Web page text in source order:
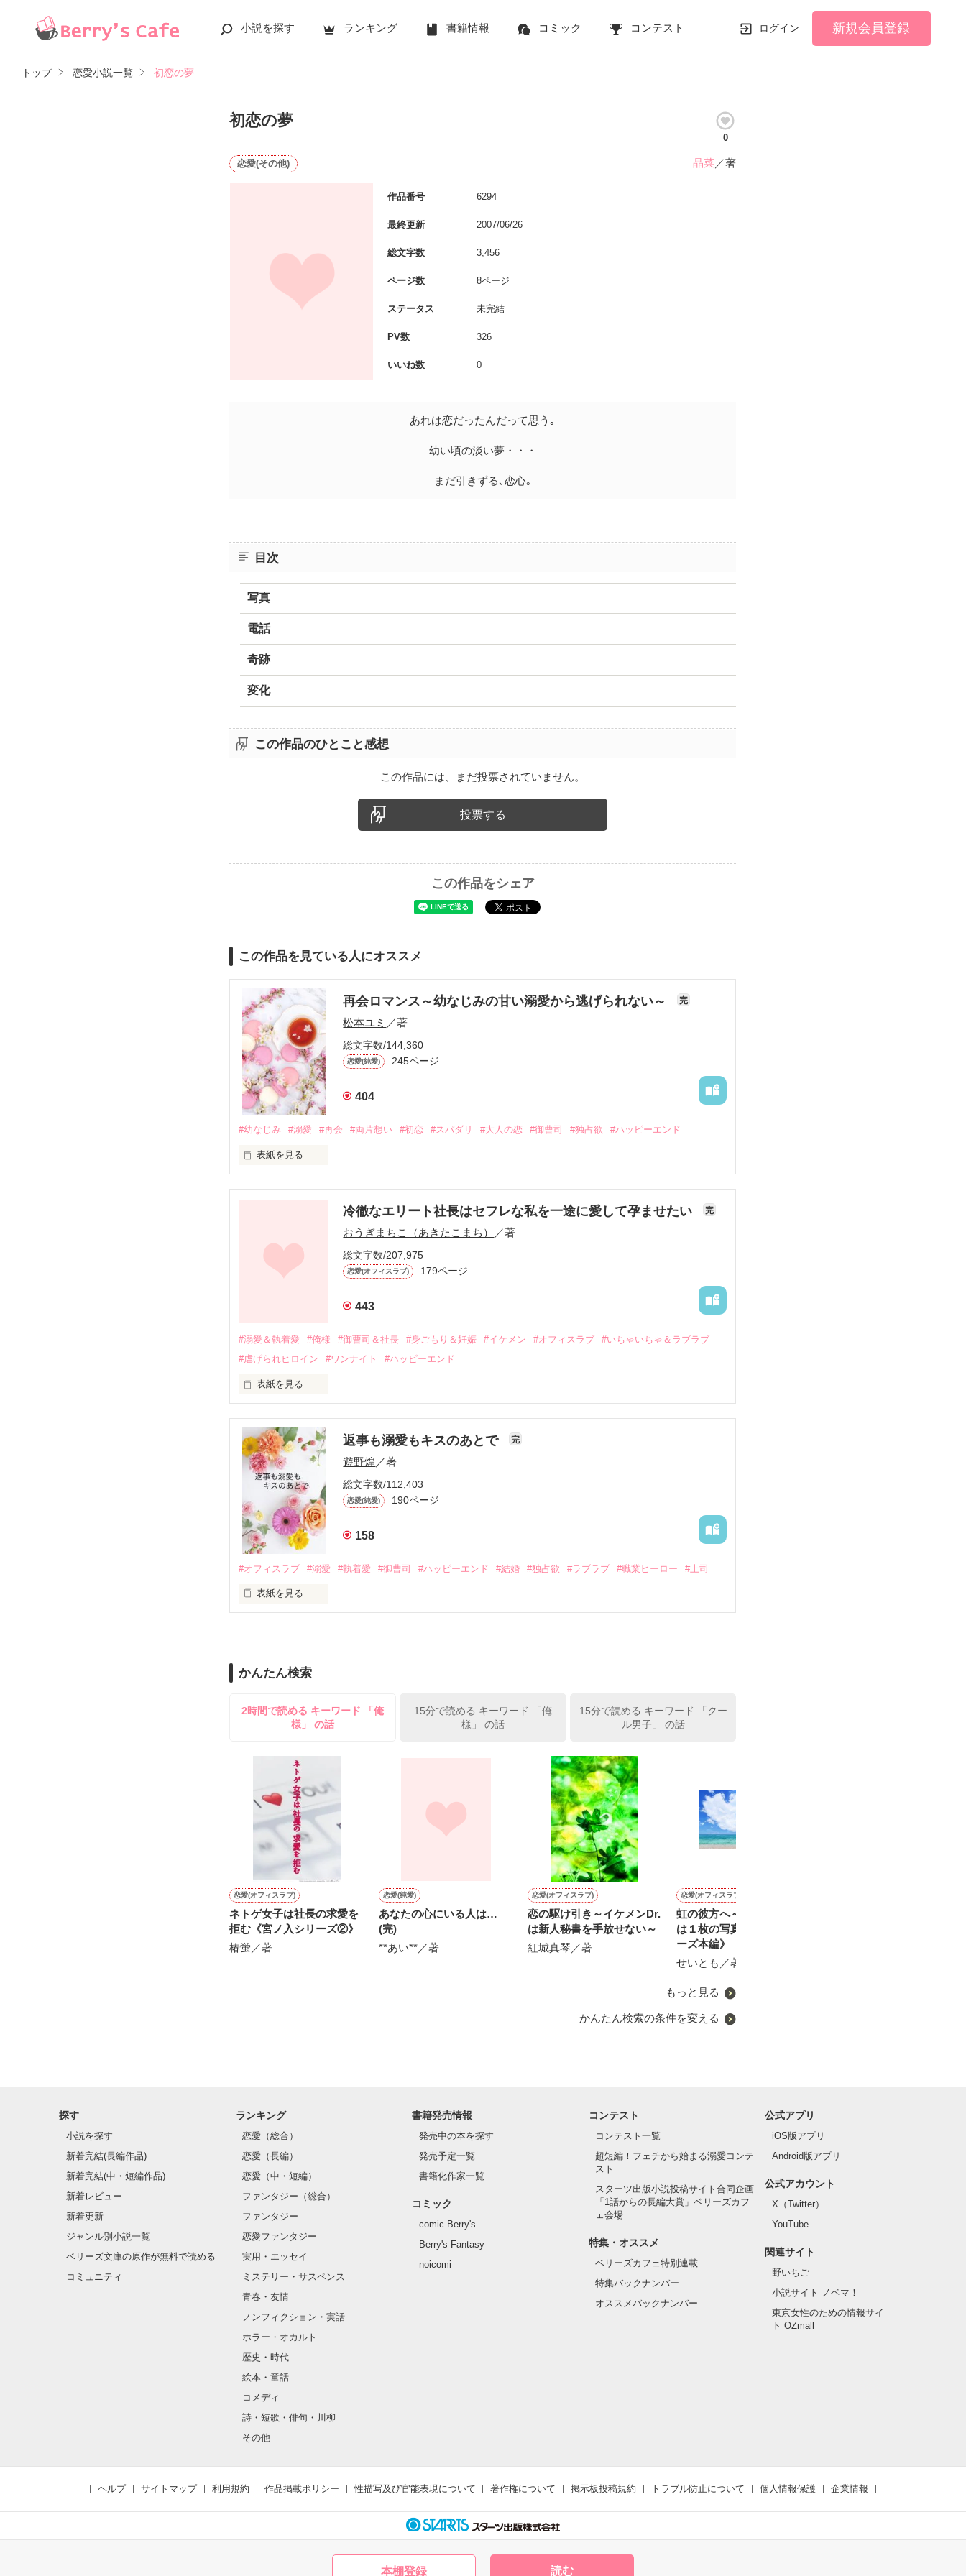
小説を探す ランキング 書籍情報 コミック コンテスト ログイン 新規会員登録
トップ 恋愛小説一覧 初恋の夢
初恋の夢
0
恋愛(その他) 晶菜 ／著
作品番号 6294
最終更新 2007/06/26
総文字数 3,456
ページ数 8ページ
ステータス 未完結
PV数 326
いいね数 0
あれは恋だったんだって思う｡
幼い頃の淡い夢・・・
まだ引きずる､恋心｡
読む
目次
写真
電話
奇跡
変化
この作品のひとこと感想
この作品には、まだ投票されていません。
投票する
この作品をシェア
この作品を見ている人にオススメ
再会ロマンス～幼なじみの甘い溺愛から逃げられない～ 完
松本ユミ ／著
総文字数/144,360
恋愛(純愛) 245ページ
404
#幼なじみ #溺愛 #再会 #両片想い #初恋 #スパダリ #大人の恋 #御曹司 #独占欲 #ハッピーエンド
表紙を見る
しかし、ある出来事をきっかけに二人の関係は壊れてしまう。
関係修復もできないまま、美桜は両親の離婚によって
引っ越すことになり、哲平とも離れ離れになった。
そして、ひょんなことから
酔った勢いで一夜を共にしてしまった。
さらに、美桜が初めてだと知った哲平は
甘やかしてくる。
そんなある日、哲平は美桜がストーカー被害に
遭っていることを知る。
美桜を守るため、哲平は同居を提案してきて――。
夏木美桜(なつきみお)
✕
鳴海哲平 (なるみてっぺい)
止まっていたはずの二人の時間が、再び動き出す。
冷徹なエリート社長はセフレな私を一途に愛して孕ませたい 完
おうぎまちこ（あきたこまち） ／著
総文字数/207,975
恋愛(オフィスラブ) 179ページ
443
#溺愛＆執着愛 #俺様 #御曹司＆社長 #身ごもり＆妊娠 #イケメン #オフィスラブ
#いちゃいちゃ＆ラブラブ
#虐げられヒロイン
#ワンナイト #ハッピーエンド
表紙を見る
帰国後、美桜は新しい職場でワンナイトした美青年と再会。なんと彼の正体は、とある財閥御曹司に
も関わらず、一族を離れて起業した新進気鋭の実業家、社内でも冷徹だと評判な社長――御影恭司その
人だったのだ――！
なぜか恭司から飼い猫の世話係を命じられた美桜は、猫の世話を口実にしばしば呼び出された上、二
返事も溺愛もキスのあとで 完
遊野煌 ／著
総文字数/112,403
恋愛(純愛) 190ページ
158
#オフィスラブ #溺愛 #執着愛 #御曹司 #ハッピーエンド #結婚 #独占欲 #ラブラブ #職業ヒーロー #上司
表紙を見る
雪瀬鷹哉（29）が『──俺と結婚してくれないか』といきなりプロポーズをしてきた上、同居まで提案
鷹哉『宜しくな、俺の雛子』🦅
雛子『俺の……ひぃ、雛子？！！！』🐥
シゴデキで冷徹な上司が見せる素顔は、なぜか想像以上に甘くて……🐥💓🦅
※表紙も作中使用の画像も全てフリー素材です。
※執筆期間2026.6.3〜7.20完結です。
※他サイトさんにて恋愛トレンド1位でした〜良かったら読んで頂けると嬉しいです。
かんたん検索
2時間で読める キーワード 「俺
様」 の話
15分で読める キーワード 「俺
様」 の話
15分で読める キーワード 「クー
ル男子」 の話
恋愛(オフィスラブ)
ネトゲ女子は社長の求愛を
拒む《宮ノ入シリーズ②》
椿蛍／著
恋愛(純愛)
あなたの心にいる人は…
(完)
**あい**／著
恋愛(オフィスラブ)
恋の駆け引き～イケメンDr.
は新人秘書を手放せない～
紅城真琴／著
恋愛(オフィスラブ)
虹の彼方へ～運命の赤い糸
は１枚の写真～ 《シリ
ーズ本編》
せいとも／著
もっと見る
かんたん検索の条件を変える
探す
小説を探す
新着完結(長編作品)
新着完結(中・短編作品)
新着レビュー
新着更新
ジャンル別小説一覧
ベリーズ文庫の原作が無料で読める
コミュニティ
ランキング
恋愛（総合）
恋愛（長編）
恋愛（中・短編）
ファンタジー（総合）
ファンタジー
恋愛ファンタジー
実用・エッセイ
ミステリー・サスペンス
青春・友情
ノンフィクション・実話
ホラー・オカルト
歴史・時代
絵本・童話
コメディ
詩・短歌・俳句・川柳
その他
書籍発売情報
発売中の本を探す
発売予定一覧
書籍化作家一覧
コミック
comic Berry's
Berry's Fantasy
noicomi
コンテスト
コンテスト一覧
超短編！フェチから始まる溺愛コンテ
スト
スターツ出版小説投稿サイト合同企画
「1話からの長編大賞」ベリーズカフ
ェ会場
特集・オススメ
ベリーズカフェ特別連載
特集バックナンバー
オススメバックナンバー
公式アプリ
iOS版アプリ
Android版アプリ
公式アカウント
X（Twitter）
YouTube
関連サイト
野いちご
小説サイト ノベマ！
東京女性のための情報サイ
ト OZmall
ヘルプ サイトマップ 利用規約 作品掲載ポリシー 性描写及び官能表現について 著作権について 掲示板投稿規約 トラブル防止について 個人情報保護 企業情報